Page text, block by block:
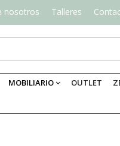
nosotros Talleres
MOBILIARIO OUTLET